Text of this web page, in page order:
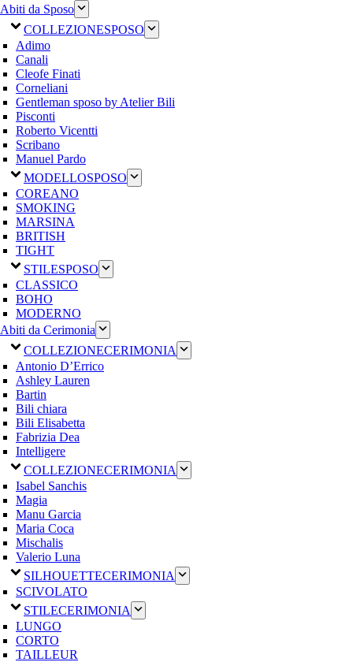
Abiti da Sposo
COLLEZIONESPOSO
Adimo
Canali
Cleofe Finati
Corneliani
Gentleman sposo by Atelier Bili
Pisconti
Roberto Vicentti
Scribano
Manuel Pardo
MODELLOSPOSO
COREANO
SMOKING
MARSINA
BRITISH
TIGHT
STILESPOSO
CLASSICO
BOHO
MODERNO
Abiti da Cerimonia
COLLEZIONECERIMONIA
Antonio D’Errico
Ashley Lauren
Bartin
Bili chiara
Bili Elisabetta
Fabrizia Dea
Intelligere
COLLEZIONECERIMONIA
Isabel Sanchis
Magia
Manu Garcia
Maria Coca
Mischalis
Valerio Luna
SILHOUETTECERIMONIA
SCIVOLATO
STILECERIMONIA
LUNGO
CORTO
TAILLEUR